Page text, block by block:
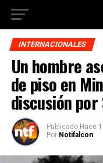
INTERNACIONALES
Un hombre
de piso en
discusión por
Publicado Hace
Por Notifalcon